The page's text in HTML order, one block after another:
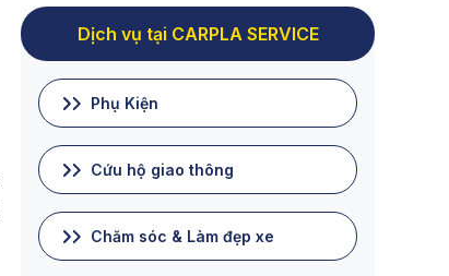
Dịch vụ tại CARPLA SERVICE
Phụ Kiện
Cứu hộ giao thông
Chăm sóc & Làm đẹp xe